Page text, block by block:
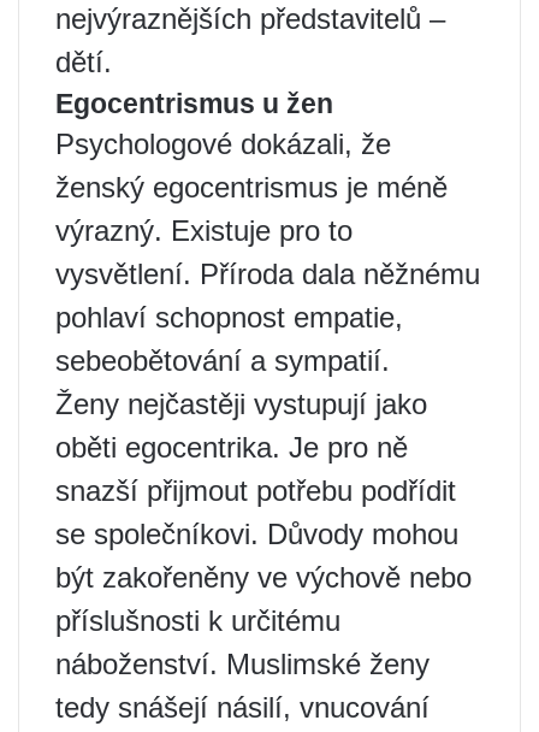
nejvýraznějších představitelů –
dětí.
Egocentrismus u žen
Psychologové dokázali, že
ženský egocentrismus je méně
výrazný. Existuje pro to
vysvětlení. Příroda dala něžnému
pohlaví schopnost empatie,
sebeobětování a sympatií.
Ženy nejčastěji vystupují jako
oběti egocentrika. Je pro ně
snazší přijmout potřebu podřídit
se společníkovi. Důvody mohou
být zakořeněny ve výchově nebo
příslušnosti k určitému
náboženství. Muslimské ženy
tedy snášejí násilí, vnucování